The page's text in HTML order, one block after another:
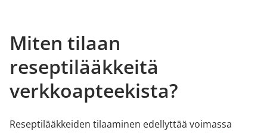
Miten tilaan
reseptilääkkeitä
verkkoapteekista?
Reseptilääkkeiden tilaaminen edellyttää voimassa